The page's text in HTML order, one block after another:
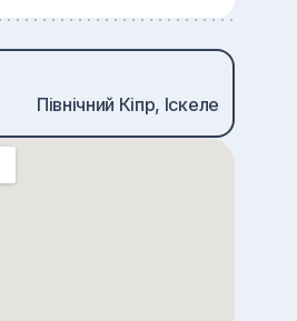
Північний Кіпр, Іскеле